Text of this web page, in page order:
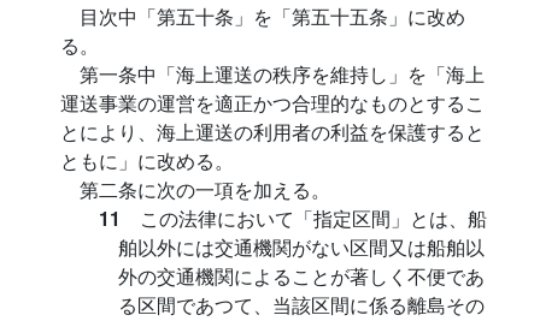
目次中「第五十条」を「第五十五条」に改め
る。
第一条中「海上運送の秩序を維持し」を「海上
運送事業の運営を適正かつ合理的なものとするこ
とにより、海上運送の利用者の利益を保護すると
ともに」に改める。
第二条に次の一項を加える。
11 この法律において「指定区間」とは、船
舶以外には交通機関がない区間又は船舶以
外の交通機関によることが著しく不便であ
る区間であつて、当該区間に係る離島その